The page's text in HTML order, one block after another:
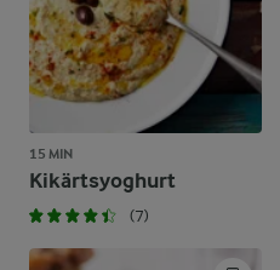
15 MIN
Kikärtsyoghurt
(7)